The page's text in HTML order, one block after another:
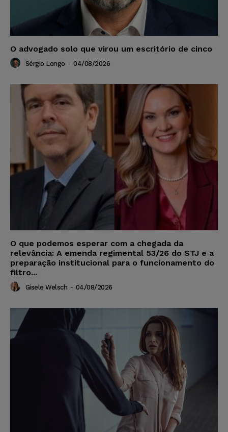
O advogado solo que virou um escritório de cinco
Sérgio Longo - 04/08/2026
O que podemos esperar com a chegada da
relevância: A emenda regimental 53/26 do STJ e a
preparação institucional para o funcionamento do
filtro...
Gisele Welsch - 04/08/2026